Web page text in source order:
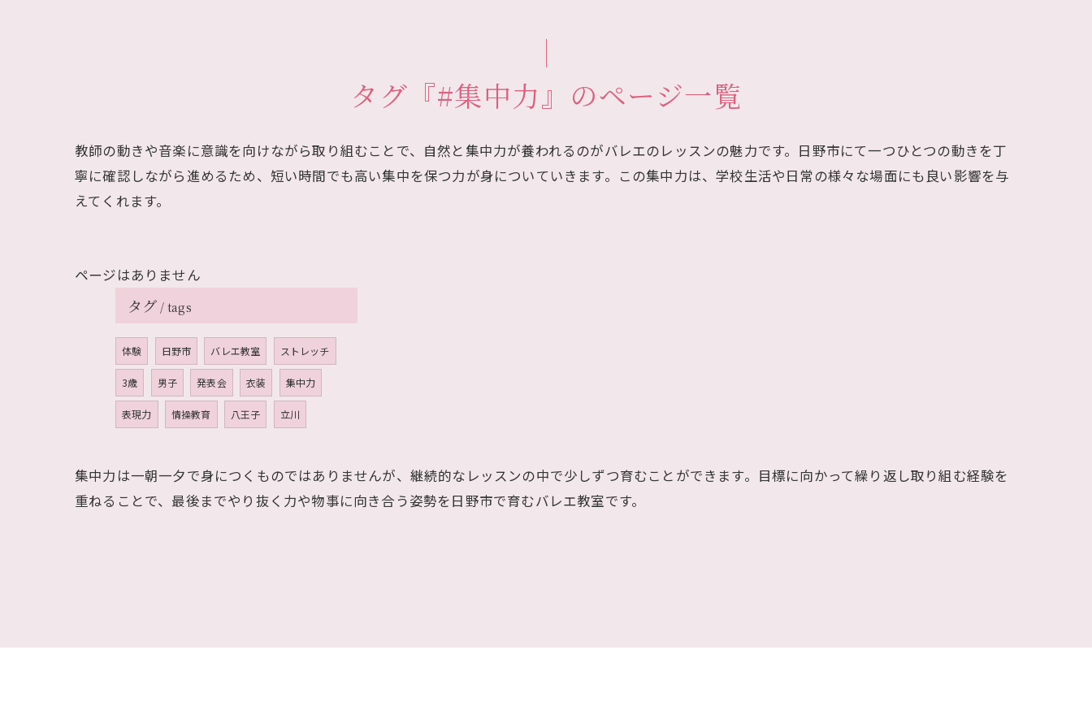
タグ『#集中力』のページ一覧
教師の動きや音楽に意識を向けながら取り組むことで、自然と集中力が養われるのがバレエのレッスンの魅力です。日野市にて一つひとつの動きを丁
寧に確認しながら進めるため、短い時間でも高い集中を保つ力が身についていきます。この集中力は、学校生活や日常の様々な場面にも良い影響を与
えてくれます。
ページはありません
タグ tags
体験 日野市 バレエ教室 ストレッチ
3歳 男子 発表会 衣装 集中力
表現力 情操教育 八王子 立川
集中力は一朝一夕で身につくものではありませんが、継続的なレッスンの中で少しずつ育むことができます。目標に向かって繰り返し取り組む経験を
重ねることで、最後までやり抜く力や物事に向き合う姿勢を日野市で育むバレエ教室です。